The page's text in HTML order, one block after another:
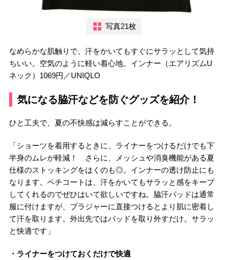
写真21枚
なめらかな肌触りで、汗をかいてもすぐにサラッとして気持
ちいい。空気のように軽い着心地。インナー（エアリズムU
ネック）1069円／UNIQLO
気になる脇汗などを防ぐグッズを紹介！
ひと工夫で、夏の不快感は減らすことができる。
「ショーツを着用するときに、ライナーをつけるだけでも下
半身のムレが軽減！ さらに、メッシュや消臭機能がある夏
仕様のストッキングをはくのも◎。インナーの透け防止にも
なります。ペチコートは、汗をかいてもサラッと感をキープ
してくれるのでぜひはいて欲しいですね。脇汗パッドは通常
服に付けますが、ブラジャーに直接つけるとより肌に密着し
て汗を取ります。外出先ではパッドを取り外すだけ。サラッ
と快適です」
・ライナーをつけておくだけで快適